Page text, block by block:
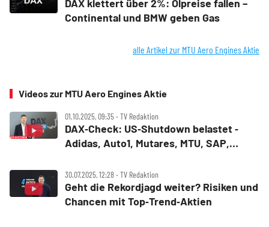
DAX klettert über 2%: Ölpreise fallen –
Continental und BMW geben Gas
alle Artikel zur MTU Aero Engines Aktie
Videos zur MTU Aero Engines Aktie
01.10.2025, 09:35 ‧ TV Redaktion
DAX‑Check: US‑Shutdown belastet ‑
Adidas, Auto1, Mutares, MTU, SAP,
30.07.2025, 12:28 ‧ TV Redaktion
Geht die Rekordjagd weiter? Risiken und
Chancen mit Top‑Trend‑Aktien